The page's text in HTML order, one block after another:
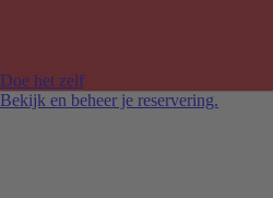
Doe het zelf
Bekijk en beheer je reservering.
Melbourne Tullamarine luchthaven
Perth luchthaven
Sydney luchthaven